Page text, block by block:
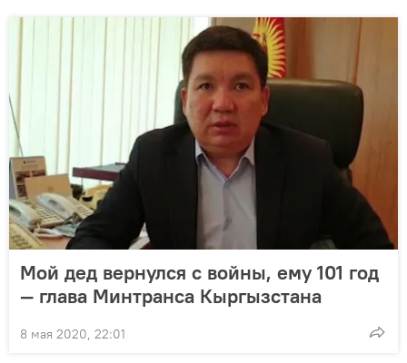
Мой дед вернулся с войны, ему 101 год
— глава Минтранса Кыргызстана
8 мая 2020, 22:01